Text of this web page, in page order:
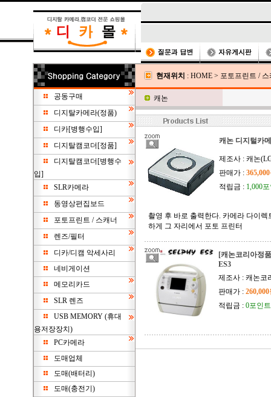
공동구매
디지탈카메라(정품)
디카[병행수입]
디지탈캠코더[정품]
디지탈캠코더[병행수
입]
SLR카메라
동영상편집보드
포토프린트 / 스캐너
렌즈/필터
디카/디캠 악세사리
네비게이션
메모리카드
SLR 렌즈
USB MEMORY (휴대
용저장장치)
PC카메라
도매업체
도매(배터리)
도매(충전기)
현재위치 : HOME > 포토프린트 / 스
캐논
캐논 디지털카
제조사 : 캐논
판매가 :
적립금 : 1,000
촬영 후 바로 출력한다. 카메라 다이
하게 그 자리에서 포토 프린터
[캐논코리아정
ES3
제조사 : 캐논코
판매가 :
적립금 : 0포인트